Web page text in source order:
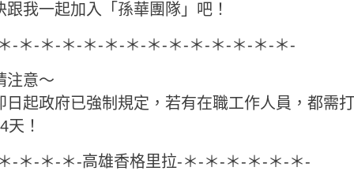
跟我一起加入「孫華團隊」吧！
-＊-＊-＊-＊-＊-＊-＊-＊-＊-＊-＊-＊-＊-
注意～
日起政府已強制規定，若有在職工作人員，都需
天！
-＊-＊-＊-高雄香格里拉-＊-＊-＊-＊-＊-＊-